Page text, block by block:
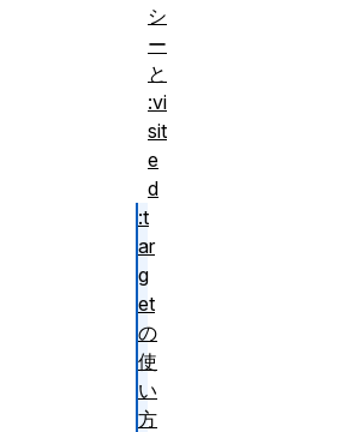
シ
ー
と
:vi
sit
e
d
:t
ar
g
et
の
使
い
方